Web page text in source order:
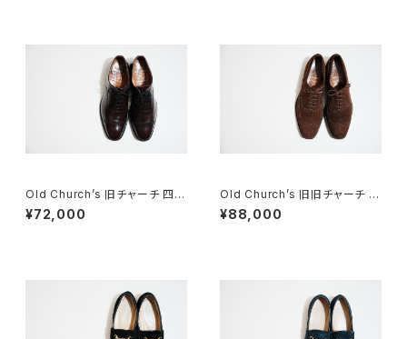
Old Church’s 旧チャーチ 四都
市 BELMONTパンチドキャップ
トウ 85G
¥72,000
Old Church’s 旧旧チャーチ 二
都市 Buck 85D
¥88,000